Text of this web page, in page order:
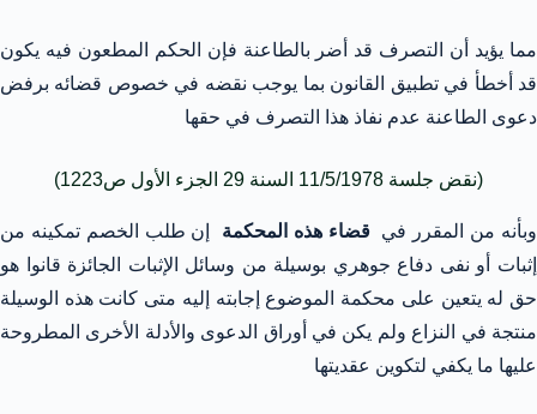
مما يؤيد أن التصرف قد أضر بالطاعنة فإن الحكم المطعون فيه يكون
قد أخطأ في تطبيق القانون بما يوجب نقضه في خصوص قضائه برفض
دعوى الطاعنة عدم نفاذ هذا التصرف في حقها
(نقض جلسة 11/5/1978 السنة 29 الجزء الأول ص1223)
وبأنه من المقرر فيقضاء هذه المحكمة إن طلب الخصم تمكينه من
إثبات أو نفى دفاع جوهري بوسيلة من وسائل الإثبات الجائزة قانوا هو
حق له يتعين على محكمة الموضوع إجابته إليه متى كانت هذه الوسيلة
منتجة في النزاع ولم يكن في أوراق الدعوى والأدلة الأخرى المطروحة
عليها ما يكفي لتكوين عقديتها